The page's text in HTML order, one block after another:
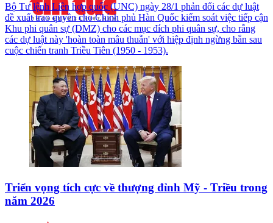
Bộ Tư lệnh Liên hợp quốc (UNC) ngày 28/1 phản đối các dự luật
đề xuất trao quyền cho Chính phủ Hàn Quốc kiểm soát việc tiếp cận
Khu phi quân sự (DMZ) cho các mục đích phi quân sự, cho rằng
các dự luật này 'hoàn toàn mâu thuẫn' với hiệp định ngừng bắn sau
cuộc chiến tranh Triều Tiên (1950 - 1953).
Triển vọng tích cực về thượng đỉnh Mỹ - Triều trong
năm 2026